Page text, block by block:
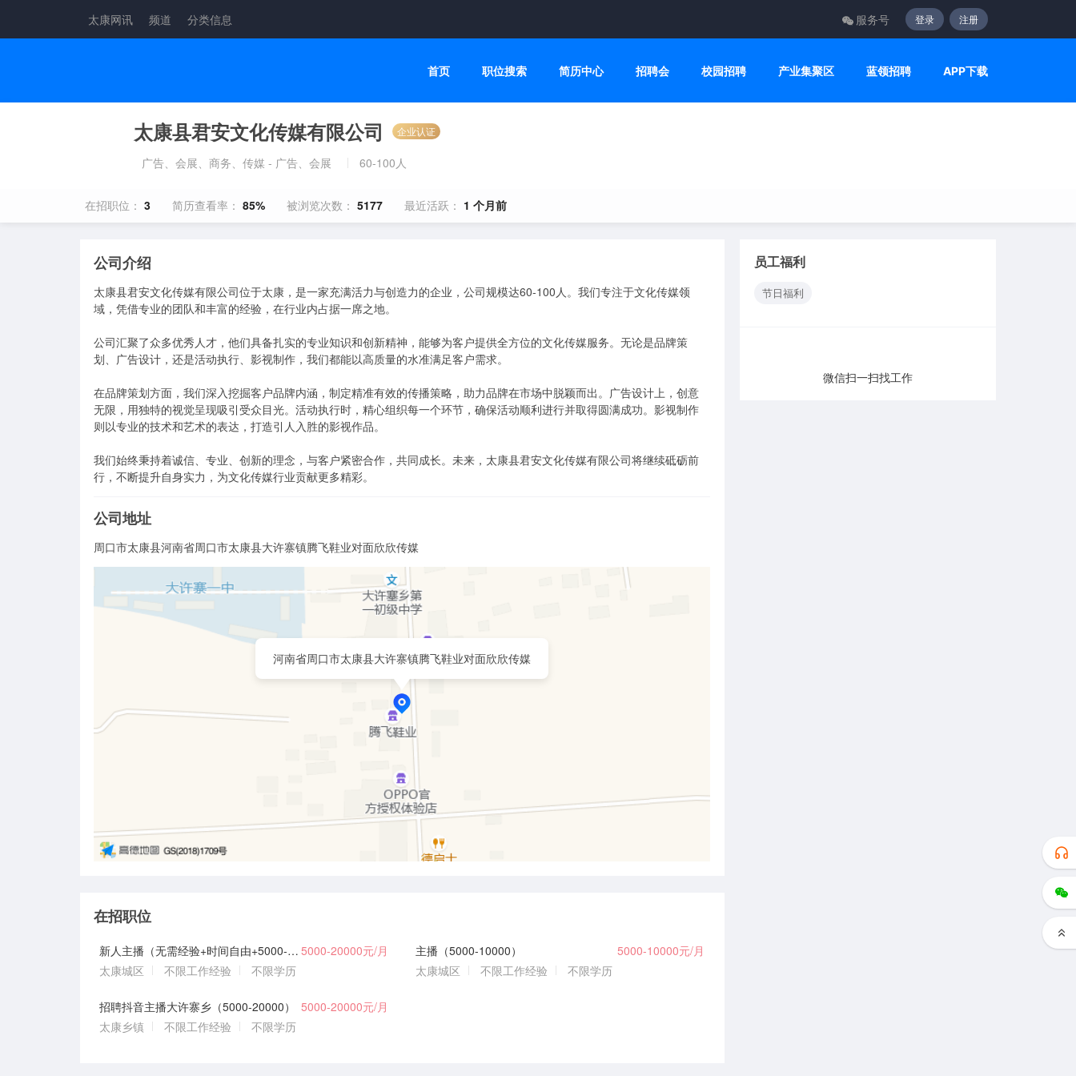
太康网讯 频道 分类信息 服务号 登录 注册
首页 职位搜索 简历中心 招聘会 校园招聘 产业集聚区 蓝领招聘 APP下载
太康县君安文化传媒有限公司 企业认证
广告、会展、商务、传媒 - 广告、会展 60-100人
在招职位： 3 简历查看率： 85% 被浏览次数： 5177 最近活跃： 1 个月前
公司介绍
太康县君安文化传媒有限公司位于太康，是一家充满活力与创造力的企业，公司规模达60-100人。我们专注于文化传媒领
域，凭借专业的团队和丰富的经验，在行业内占据一席之地。
公司汇聚了众多优秀人才，他们具备扎实的专业知识和创新精神，能够为客户提供全方位的文化传媒服务。无论是品牌策
划、广告设计，还是活动执行、影视制作，我们都能以高质量的水准满足客户需求。
在品牌策划方面，我们深入挖掘客户品牌内涵，制定精准有效的传播策略，助力品牌在市场中脱颖而出。广告设计上，创意
无限，用独特的视觉呈现吸引受众目光。活动执行时，精心组织每一个环节，确保活动顺利进行并取得圆满成功。影视制作
则以专业的技术和艺术的表达，打造引人入胜的影视作品。
我们始终秉持着诚信、专业、创新的理念，与客户紧密合作，共同成长。未来，太康县君安文化传媒有限公司将继续砥砺前
行，不断提升自身实力，为文化传媒行业贡献更多精彩。
公司地址
周口市太康县河南省周口市太康县大许寨镇腾飞鞋业对面欣欣传媒
河南省周口市太康县大许寨镇腾飞鞋业对面欣欣传媒
在招职位
新人主播（无需经验+时间自由+5000-20000） 5000-20000元/月
太康城区
不限工作经验 不限学历
主播（5000-10000）
5000-10000元/月
太康城区
不限工作经验 不限学历
招聘抖音主播大许寨乡（5000-20000）
5000-20000元/月
太康乡镇
不限工作经验 不限学历
员工福利
节日福利
微信扫一扫找工作